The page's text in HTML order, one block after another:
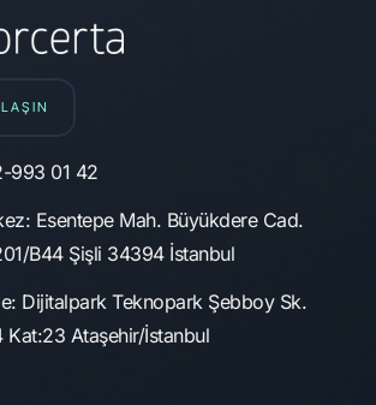
993 01 42
Esentepe Mah. Büyükdere Cad.
B44 Şişli 34394 İstanbul
Dijitalpark Teknopark Şebboy Sk.
Kat:23 Ataşehir/İstanbul